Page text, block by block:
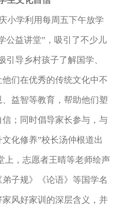
小学利用每周五下午放学
公益讲堂”，吸引了不少儿
乡村孩子了解国学、
们在优秀的传统文化中不
益智等教育，帮助他们塑
；同时倡导家长参与，与
化修养”校长汤仲根道出
志愿者王晴等老师绘声
子规》《论语》等国学名
风好家训的深层含义，并